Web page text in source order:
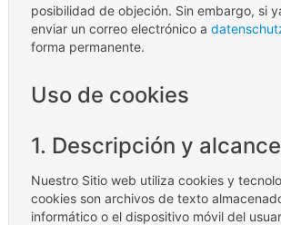
posibilidad de objeción. Sin embargo, si
enviar un correo electrónico a
forma permanente.
Uso de cookies
1. Descripción y
Nuestro Sitio web utiliza cookies y
cookies son archivos de texto
informático o el dispositivo móvil del